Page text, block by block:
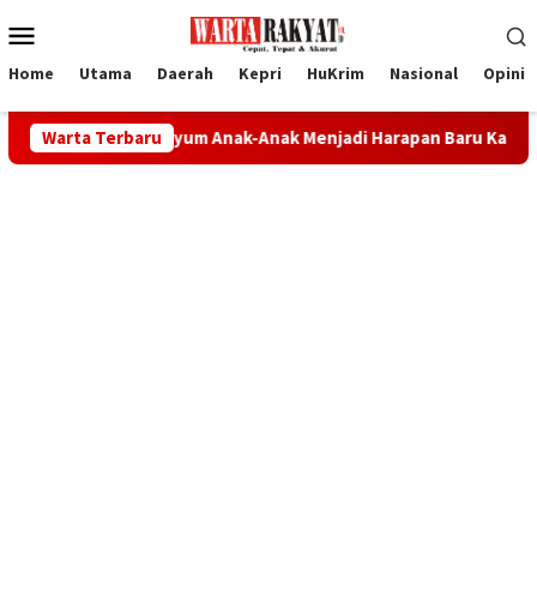
ke
Mobile
Home Utama Daerah Kepri HuKrim Nasional Opini
Warta Terbaru
Senyum Anak-Anak Menjadi Harapan Baru Karimun